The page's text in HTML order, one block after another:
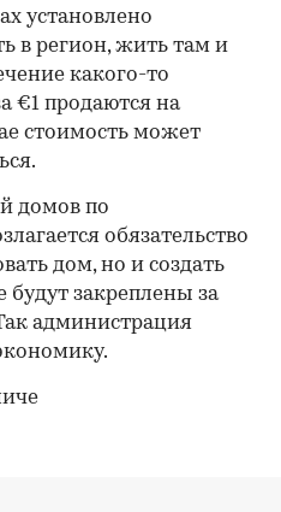
установлено
в регион, жить там и
какого-то
€1 продаются на
стоимость может
домов по
обязательство
дом, но и создать
будут закреплены за
администрация